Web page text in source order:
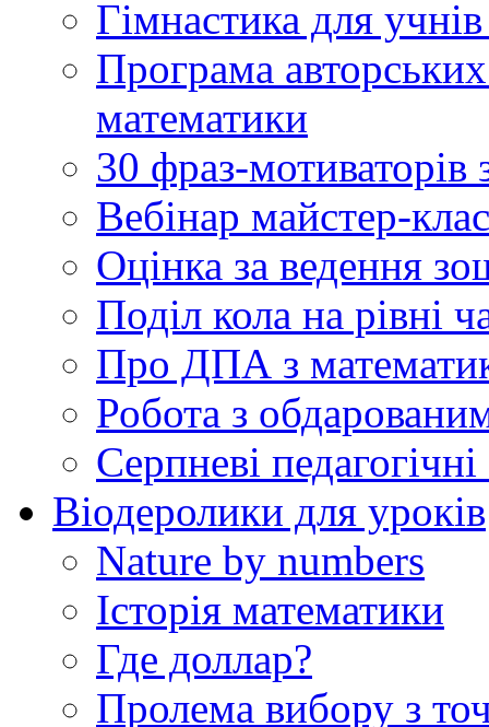
Гімнастика для
Програма
математики
30 фраз-
Вебінар майстер-клас
Оцінка за ведення
Поділ кола на рівні
Про ДПА з
Робота з
Серпневі
Віодеролики для уроків
Nature by numbers
Історія математики
Где доллар?
Пролема вибору з